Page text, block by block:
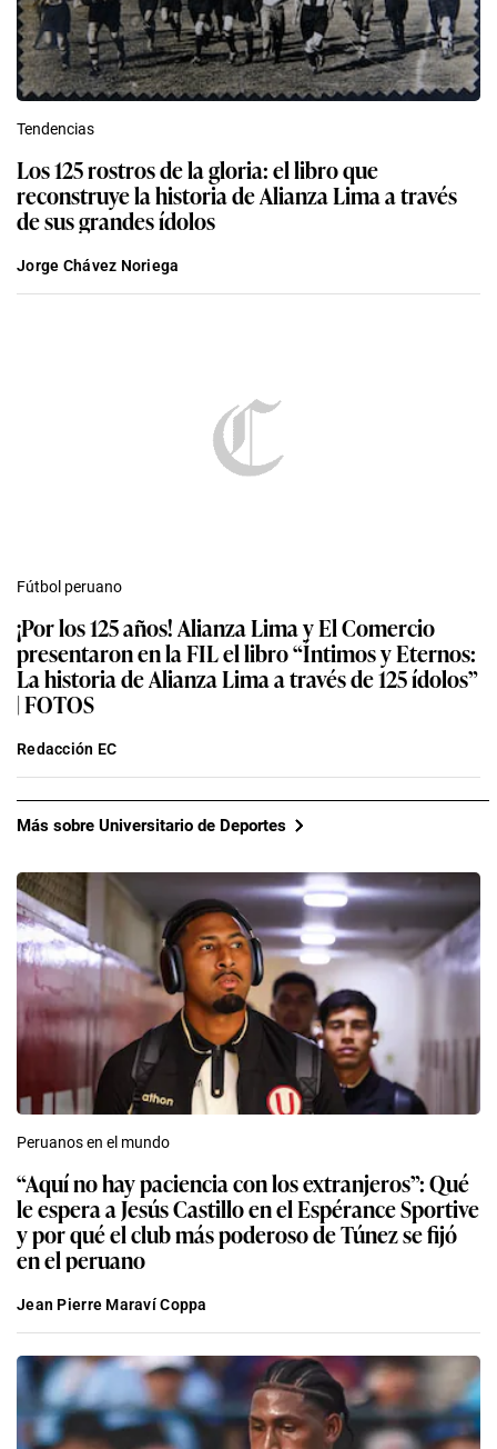
Tendencias
Los 125 rostros de la gloria: el libro que
reconstruye la historia de Alianza Lima a través
de sus grandes ídolos
Jorge Chávez Noriega
Fútbol peruano
¡Por los 125 años! Alianza Lima y El Comercio
presentaron en la FIL el libro “Íntimos y Eternos:
La historia de Alianza Lima a través de 125 ídolos”
| FOTOS
Redacción EC
Más sobre Universitario de Deportes
Peruanos en el mundo
“Aquí no hay paciencia con los extranjeros”: Qué
le espera a Jesús Castillo en el Espérance Sportive
y por qué el club más poderoso de Túnez se fijó
en el peruano
Jean Pierre Maraví Coppa